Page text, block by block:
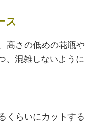
ス
高さの低めの花瓶や
、混雑しないように
くらいにカットする